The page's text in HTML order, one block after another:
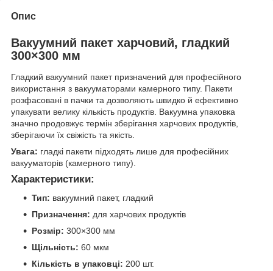
Опис
Вакуумний пакет харчовий, гладкий
300×300 мм
Гладкий вакуумний пакет призначений для професійного
використання з вакууматорами камерного типу. Пакети
розфасовані в пачки та дозволяють швидко й ефективно
упакувати велику кількість продуктів. Вакуумна упаковка
значно продовжує термін зберігання харчових продуктів,
зберігаючи їх свіжість та якість.
Увага: гладкі пакети підходять лише для професійних
вакууматорів (камерного типу).
Характеристики:
Тип: вакуумний пакет, гладкий
Призначення: для харчових продуктів
Розмір: 300×300 мм
Щільність: 60 мкм
Кількість в упаковці: 200 шт.